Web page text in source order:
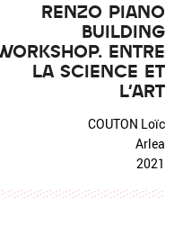
RENZO PIANO
BUILDING
ENTRE
LA SCIENCE ET
L'ART
COUTON Loïc
Arlea
2021